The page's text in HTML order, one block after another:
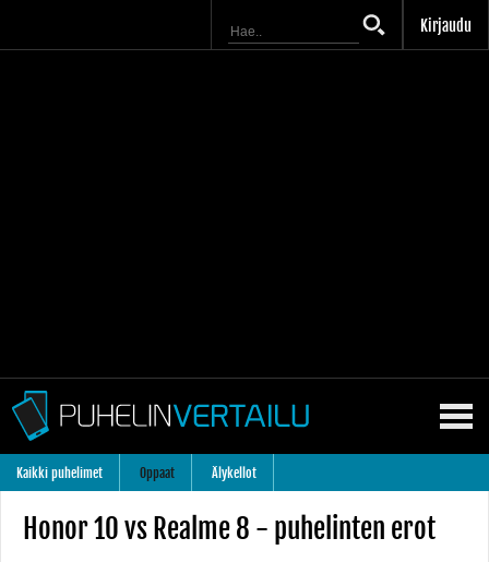
Kirjaudu
Kaikki puhelimet Oppaat Älykellot
Honor 10 vs Realme 8 - puhelinten erot